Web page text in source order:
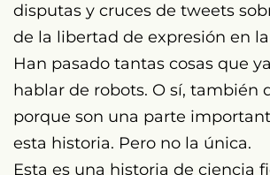
disputas y cruces de tweets
de la libertad de expresión en
Han pasado tantas cosas que
hablar de robots. O sí, también
porque son una parte
esta historia. Pero no la única.
Esta es una historia de ciencia